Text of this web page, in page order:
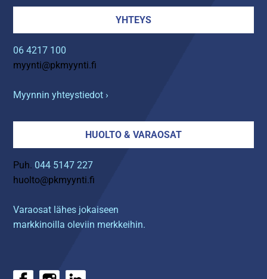
YHTEYS
06 4217 100
myynti@pkmyynti.fi
Myynnin yhteystiedot ›
HUOLTO & VARAOSAT
Puh. 044 5147 227
huolto@pkmyynti.fi
Varaosat lähes jokaiseen
markkinoilla oleviin merkkeihin.